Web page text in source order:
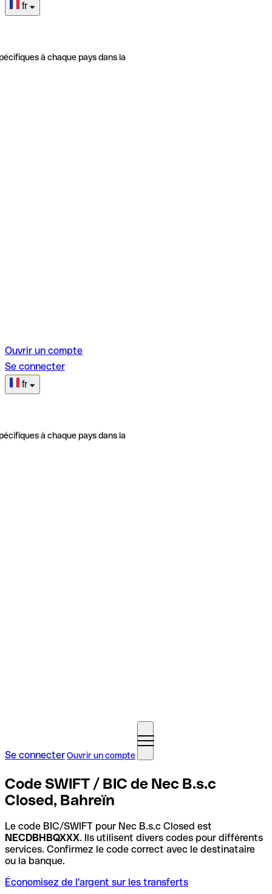
fr
à chaque pays dans la
Ouvrir un compte
Se connecter
fr
à chaque pays dans la
Se connecterOuvrir un compte
Code SWIFT / BIC de Nec B.s.c
Closed, Bahreïn
Le code BIC/SWIFT pour Nec B.s.c Closed est
NECDBHBQXXX. Ils utilisent divers codes pour différents
services. Confirmez le code correct avec le destinataire
ou la banque.
Économisez de l'argent sur les transferts